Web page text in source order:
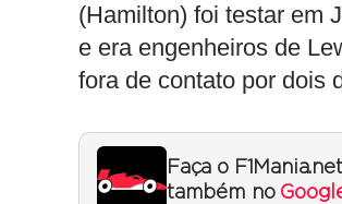
(Hamilton) foi testar em
e era engenheiros de
fora de contato por dois
Faça o
também no